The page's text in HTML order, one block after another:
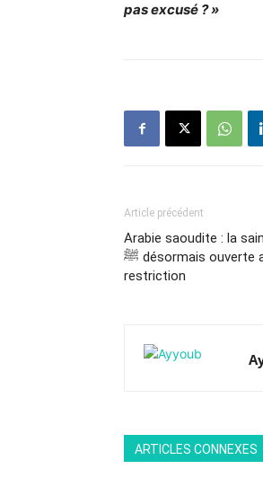
pas excusé ? »
Article précédent
Arabie saoudite : la
ﷺ désormais ouverte aux prières sans
restriction
ARTICLES CONNEXES